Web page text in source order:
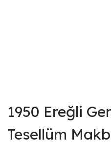
1950 Ereğli
Tesellüm